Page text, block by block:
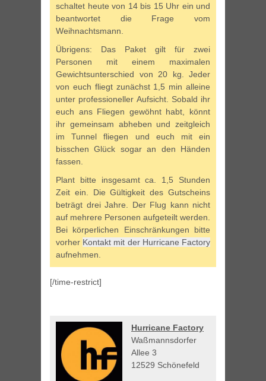
schaltet heute von 14 bis 15 Uhr ein und
beantwortet die Frage vom
Weihnachtsmann.
Übrigens: Das Paket gilt für zwei
Personen mit einem maximalen
Gewichtsunterschied von 20 kg. Jeder
von euch fliegt zunächst 1,5 min alleine
unter professioneller Aufsicht. Sobald ihr
euch ans Fliegen gewöhnt habt, könnt
ihr gemeinsam abheben und zeitgleich
im Tunnel fliegen und euch mit ein
bisschen Glück sogar an den Händen
fassen.
Plant bitte insgesamt ca. 1,5 Stunden
Zeit ein. Die Gültigkeit des Gutscheins
beträgt drei Jahre. Der Flug kann nicht
auf mehrere Personen aufgeteilt werden.
Bei körperlichen Einschränkungen bitte
vorher Kontakt mit der Hurricane Factory
aufnehmen.
[/time-restrict]
Hurricane Factory
Waßmannsdorfer
Allee 3
12529 Schönefeld